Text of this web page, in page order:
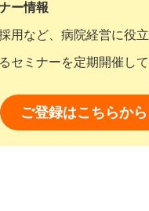
ー情報
用など、病院経営に役
セミナーを定期開催して
ご登録はこちらから